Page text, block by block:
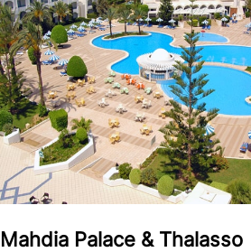
Mahdia Palace & Thalasso